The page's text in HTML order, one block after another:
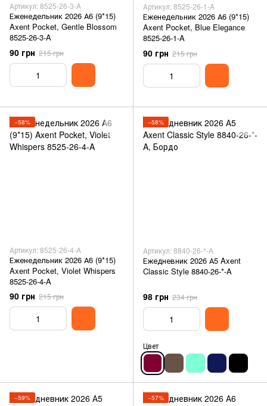
Артикул: 8525-26-3-A
Еженедельник 2026 А6 (9*15)
Axent Pocket, Gentle Blossom
8525-26-3-A
90 грн 215 грн
Артикул: 8525-26-1-A
Еженедельник 2026 А6 (9*15)
Axent Pocket, Blue Elegance
8525-26-1-A
90 грн 215 грн
−58%
Артикул: 8525-26-4-A
Еженедельник 2026 А6 (9*15)
Axent Pocket, Violet Whispers
8525-26-4-A
90 грн 215 грн
−58%
Артикул: 8840-26-*-A
Ежедневник 2026 А5 Axent
Classic Style 8840-26-*-A
98 грн 234 грн
Цвет
−59% −57%